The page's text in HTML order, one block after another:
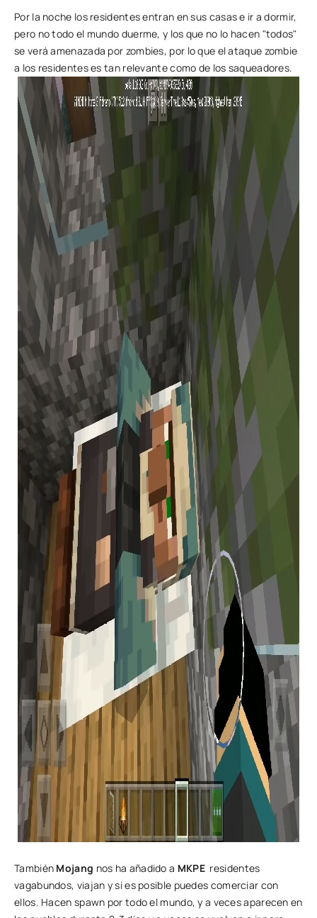
Por la noche los residentes entran en sus casas e ir a dormir,
pero no todo el mundo duerme, y los que no lo hacen "todos"
se verá amenazada por zombies, por lo que el ataque zombie
a los residentes es tan relevante como de los saqueadores.
También Mojang nos ha añadido a MKPE residentes
vagabundos, viajan y si es posible puedes comerciar con
ellos. Hacen spawn por todo el mundo, y a veces aparecen en